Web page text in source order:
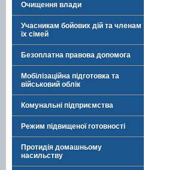
Очищення влади
Учасникам бойових дій та членам
їх сімей
Безоплатна правова допомога
Мобілізаційна підготовка та
військовий облік
Комунальні підприємства
Режим підвищеної готовності
Протидія домашньому
насильству